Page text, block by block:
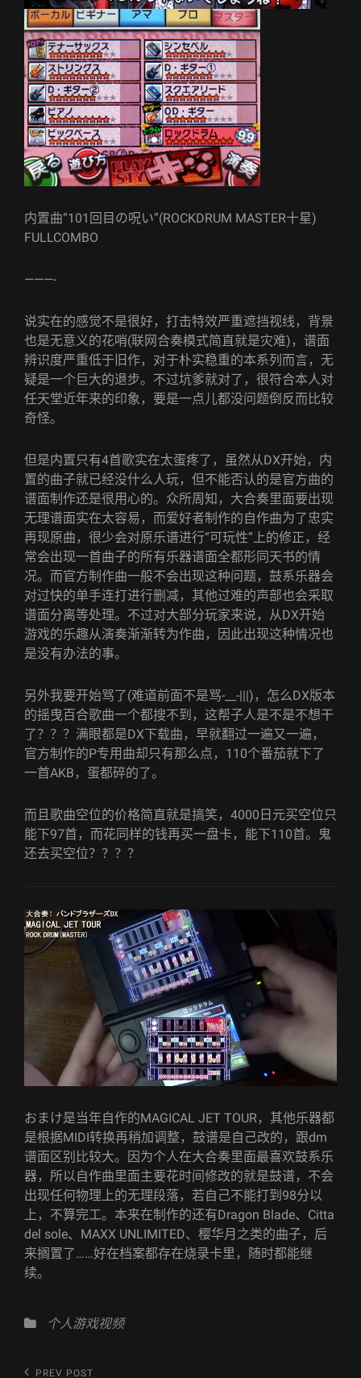
内置曲“101回目の呪い”(ROCKDRUM MASTER十星)
FULLCOMBO
———-
说实在的感觉不是很好，打击特效严重遮挡视线，背景
也是无意义的花哨(联网合奏模式简直就是灾难)，谱面
辨识度严重低于旧作，对于朴实稳重的本系列而言，无
疑是一个巨大的退步。不过坑爹就对了，很符合本人对
任天堂近年来的印象，要是一点儿都没问题倒反而比较
奇怪。
但是内置只有4首歌实在太蛋疼了，虽然从DX开始，内
置的曲子就已经没什么人玩，但不能否认的是官方曲的
谱面制作还是很用心的。众所周知，大合奏里面要出现
无理谱面实在太容易，而爱好者制作的自作曲为了忠实
再现原曲，很少会对原乐谱进行“可玩性”上的修正，经
常会出现一首曲子的所有乐器谱面全都形同天书的情
况。而官方制作曲一般不会出现这种问题，鼓系乐器会
对过快的单手连打进行删减，其他过难的声部也会采取
谱面分离等处理。不过对大部分玩家来说，从DX开始
游戏的乐趣从演奏渐渐转为作曲，因此出现这种情况也
是没有办法的事。
另外我要开始骂了(难道前面不是骂-__-|||)，怎么DX版本
的摇曳百合歌曲一个都搜不到，这帮子人是不是不想干
了？？？满眼都是DX下载曲，早就翻过一遍又一遍，
官方制作的P专用曲却只有那么点，110个番茄就下了
一首AKB，蛋都碎的了。
而且歌曲空位的价格简直就是搞笑，4000日元买空位只
能下97首，而花同样的钱再买一盘卡，能下110首。鬼
还去买空位？？？？
おまけ是当年自作的MAGICAL JET TOUR，其他乐器都
是根据MIDI转换再稍加调整，鼓谱是自己改的，跟dm
谱面区别比较大。因为个人在大合奏里面最喜欢鼓系乐
器，所以自作曲里面主要花时间修改的就是鼓谱，不会
出现任何物理上的无理段落，若自己不能打到98分以
上，不算完工。本来在制作的还有Dragon Blade、Citta
del sole、MAXX UNLIMITED、樱华月之类的曲子，后
来搁置了……好在档案都存在烧录卡里，随时都能继
续。
Categories
个人游戏视频
Previous
PREV POST